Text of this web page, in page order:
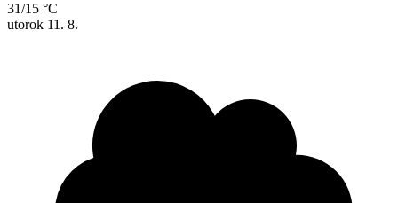
31/15 °C
utorok 11. 8.